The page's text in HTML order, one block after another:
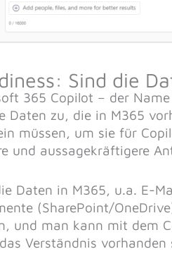
Sind die
365 Copilot – der
Daten zu, die in M365
müssen, um sie für
und aussagekräftigere
Daten in M365, u.a. E-
(SharePoint/
und man kann mit dem
Verständnis